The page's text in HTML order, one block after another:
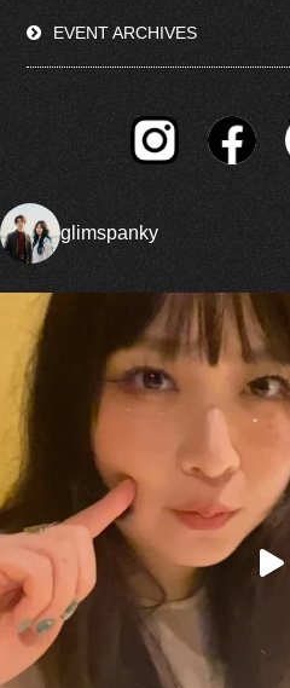
EVENT ARCHIVES
glimspanky